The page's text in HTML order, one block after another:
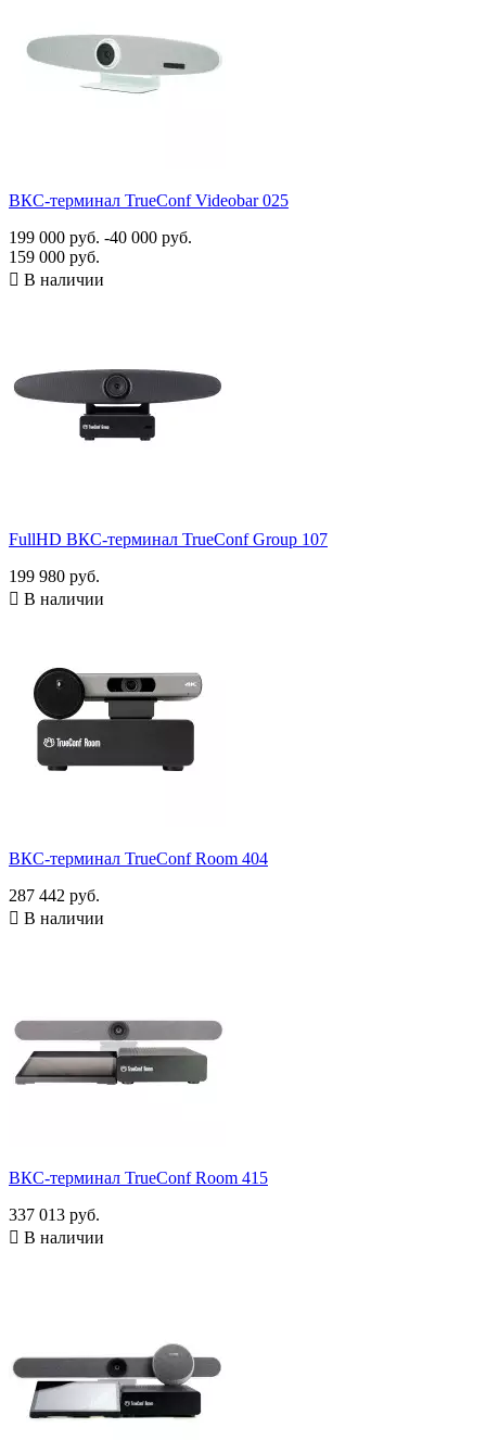
ВКС-терминал TrueConf Videobar 025
199 000 руб. -40 000 руб.
159 000 руб.
 В наличии
FullHD ВКС-терминал TrueConf Group 107
199 980 руб.
 В наличии
ВКС-терминал TrueConf Room 404
287 442 руб.
 В наличии
ВКС-терминал TrueConf Room 415
337 013 руб.
 В наличии